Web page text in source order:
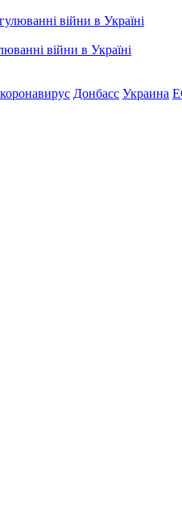
війни в Україні
коронавирус Донбасс Украина